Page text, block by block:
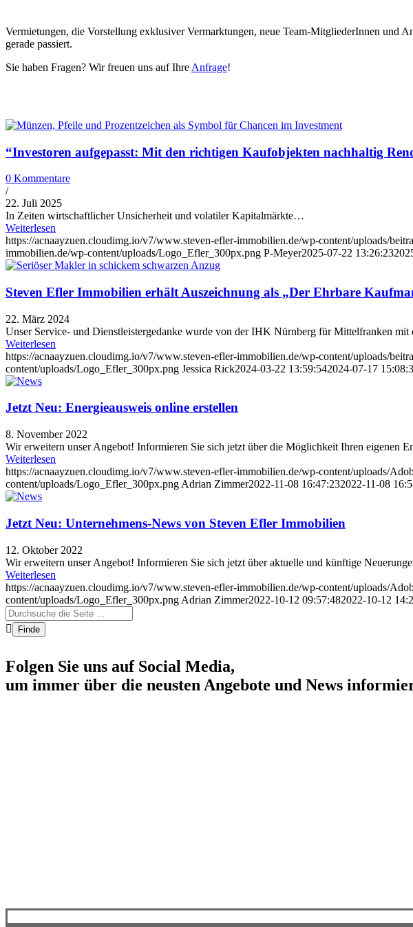
Vermietungen, die Vorstellung exklusiver Vermarktungen, neue Team-MitgliederInnen und
gerade passiert.
Sie haben Fragen? Wir freuen uns auf Ihre Anfrage!
“Investoren aufgepasst: Mit den richtigen Kaufobjekten nachhaltig
0 Kommentare
/
22. Juli 2025
In Zeiten wirtschaftlicher Unsicherheit und volatiler Kapitalmärkte…
Weiterlesen
https://acnaayzuen.cloudimg.io/v7/www.steven-efler-immobilien.de/wp-content/uploads/
immobilien.de/wp-content/uploads/Logo_Efler_300px.png P-Meyer2025-07-22 13:26:23
Steven Efler Immobilien erhält Auszeichnung als „Der Ehrbare
22. März 2024
Unser Service- und Dienstleistergedanke wurde von der IHK Nürnberg für Mittelfranken
Weiterlesen
https://acnaayzuen.cloudimg.io/v7/www.steven-efler-immobilien.de/wp-content/uploads/
content/uploads/Logo_Efler_300px.png Jessica Rick2024-03-22 13:59:542024-07-17
Jetzt Neu: Energieausweis online erstellen
8. November 2022
Wir erweitern unser Angebot! Informieren Sie sich jetzt über die Möglichkeit Ihren eigenen
Weiterlesen
https://acnaayzuen.cloudimg.io/v7/www.steven-efler-immobilien.de/wp-content/uploads/
content/uploads/Logo_Efler_300px.png Adrian Zimmer2022-11-08 16:47:232022-11-08
Jetzt Neu: Unternehmens-News von Steven Efler Immobilien
12. Oktober 2022
Wir erweitern unser Angebot! Informieren Sie sich jetzt über aktuelle und künftige
Weiterlesen
https://acnaayzuen.cloudimg.io/v7/www.steven-efler-immobilien.de/wp-content/uploads/
content/uploads/Logo_Efler_300px.png Adrian Zimmer2022-10-12 09:57:482022-10-12

Folgen Sie uns auf Social Media,
um immer über die neusten Angebote und News